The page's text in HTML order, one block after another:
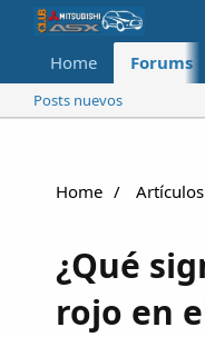
Home Forums
Posts nuevos
Home Artículos
¿Qué
rojo en